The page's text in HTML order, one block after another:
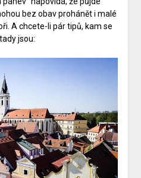
bez obav prohánět i malé
A chcete-li pár tipů, kam se
jsou: